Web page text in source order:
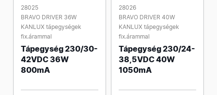
28025
BRAVO DRIVER 36W
KANLUX tápegységek
fix.árammal
Tápegység 230/30-
42VDC 36W
800mA
28026
BRAVO DRIVER 40W
KANLUX tápegységek
fix.árammal
Tápegység 230/24-
38,5VDC 40W
1050mA